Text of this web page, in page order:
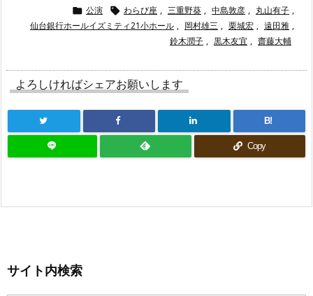
 公演  わらび座 , 三重野葵 , 中島敦彦 , 丸山有子 ,
仙台銀行ホールイズミティ21小ホール , 岡村雄三 , 栗城宏 , 遠田雅 ,
鈴木潤子 , 黒木友宜 , 齋藤大輔
よろしければシェアお願いします
B!
Copy
サイト内検索